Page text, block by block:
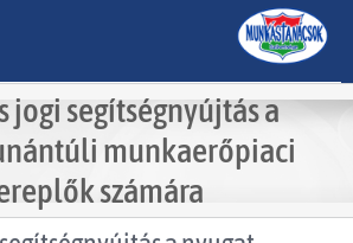
jogi segítségnyújtás a
munkaerőpiaci
számára